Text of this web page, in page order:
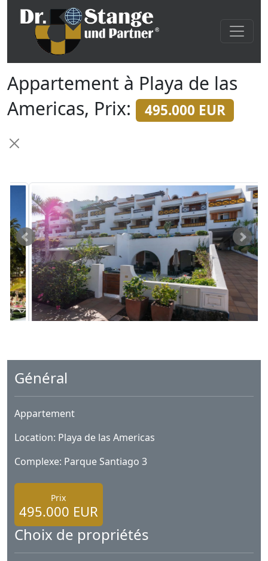
Appartement à Playa de las
Americas, Prix:
495.000 EUR
Général
Appartement
Location: Playa de las Americas
Complexe: Parque Santiago 3
Prix
495.000 EUR
Choix de propriétés